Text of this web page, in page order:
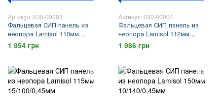
Артикул: 030-00003
Фальцевая СИП панель из
неопора Lamisol 110мм
10/100/0,45мм
1 954 грн
Артикул: 030-00004
Фальцевая СИП панель из
неопора Lamisol 112мм
12/100/0,45мм
1 986 грн